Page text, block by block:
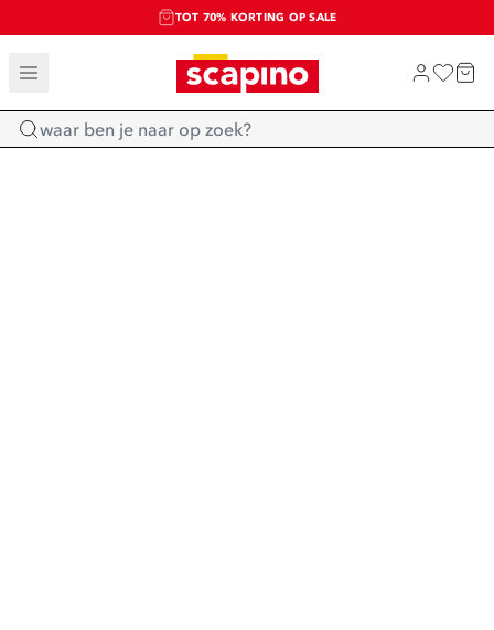
TOT 70% KORTING OP SALE
SALE: LAATSTE KANS!
SHOP NIEUW
Home